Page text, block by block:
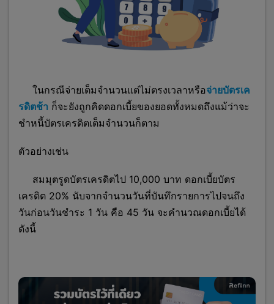
ในกรณีจ่ายเต็มจำนวนแต่ไม่ตรงเวลาหรือจ่ายบัตรเค
รดิตช้า ก็จะยังถูกคิดดอกเบี้ยของยอดทั้งหมดถึงแม้ว่าจะ
ชำหนี้บัตรเครดิตเต็มจำนวนก็ตาม
ตัวอย่างเช่น
สมมุตรูดบัตรเครดิตไป 10,000 บาท ดอกเบี้ยบัตร
เครดิต 20% นับจากจำนวนวันที่บันทึกรายการไปจนถึง
วันก่อนวันชำระ 1 วัน คือ 45 วัน จะคำนวณดอกเบี้ยได้
ดังนี้